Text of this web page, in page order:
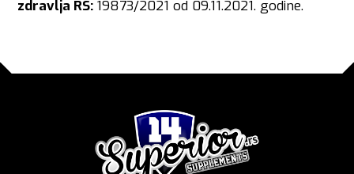
zdravlja RS: 19873/2021 od 09.11.2021. godine.